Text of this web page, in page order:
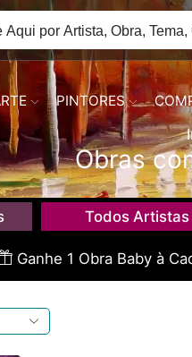
PINTORES
Obras
Todos Artistas
Ganhe 1 Obra Baby à